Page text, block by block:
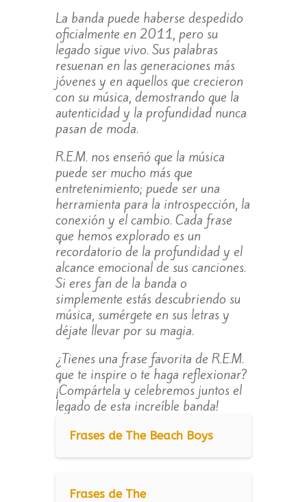
La banda puede haberse despedido
oficialmente en 2011, pero su
legado sigue vivo. Sus palabras
resuenan en las generaciones más
jóvenes y en aquellos que crecieron
con su música, demostrando que la
autenticidad y la profundidad nunca
pasan de moda.
R.E.M. nos enseñó que la música
puede ser mucho más que
entretenimiento; puede ser una
herramienta para la introspección, la
conexión y el cambio. Cada frase
que hemos explorado es un
recordatorio de la profundidad y el
alcance emocional de sus canciones.
Si eres fan de la banda o
simplemente estás descubriendo su
música, sumérgete en sus letras y
déjate llevar por su magia.
¿Tienes una frase favorita de R.E.M.
que te inspire o te haga reflexionar?
¡Compártela y celebremos juntos el
legado de esta increíble banda!
Frases de The Beach Boys
Frases de The